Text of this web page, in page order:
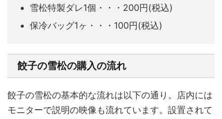
雪松特製ダレ1個・・・200円(税込)
保冷バッグ1ヶ・・・100円(税込)
餃子の雪松の購入の流れ
餃子の雪松の基本的な流れは以下の通り。店内には
モニターで説明の映像も流れています。設置されて